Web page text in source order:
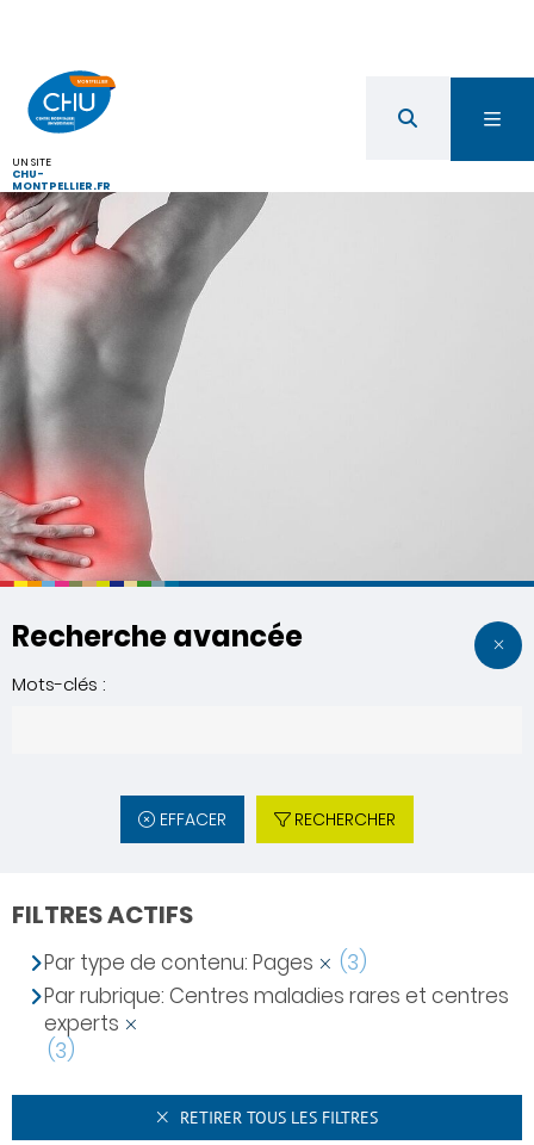
UN SITE
CHU-
MONTPELLIER.FR
Recherche avancée
Mots-clés :
EFFACER RECHERCHER
FILTRES ACTIFS
Par type de contenu: Pages
(3)
Par rubrique: Centres maladies rares et centres
experts
(3)
RETIRER TOUS LES FILTRES